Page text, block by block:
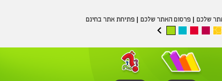
שלכם פרסום האתר שלכם פתיחת אתר בחינם